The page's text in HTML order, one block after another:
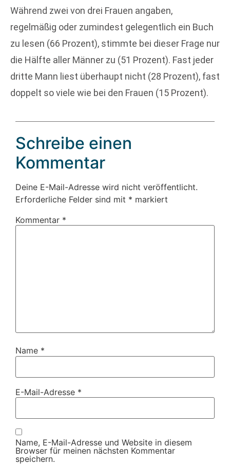
Während zwei von drei Frauen angaben,
regelmäßig oder zumindest gelegentlich ein Buch
zu lesen (66 Prozent), stimmte bei dieser Frage nur
die Hälfte aller Männer zu (51 Prozent). Fast jeder
dritte Mann liest überhaupt nicht (28 Prozent), fast
doppelt so viele wie bei den Frauen (15 Prozent).
Schreibe einen
Kommentar
Deine E-Mail-Adresse wird nicht veröffentlicht.
Erforderliche Felder sind mit * markiert
Kommentar *
Name *
E-Mail-Adresse *
Name, E-Mail-Adresse und Website in diesem
Browser für meinen nächsten Kommentar
speichern.